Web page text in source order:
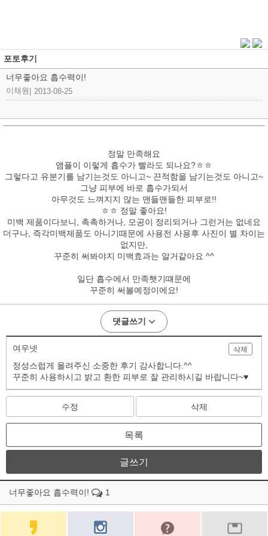
포토후기
너무좋아요 흡수력이!
이채원 2013-08-25
정말 만족해요
앰플이 이렇게 흡수가 빨라도 되나요?ㅎㅎ
그렇다고 유분기를 남기는것도 아니고~ 끈적함을 남기는것도 아니고~
그냥 피부에 바로 흡수가되서
아무것도 느껴지지 않는 맨들맨들한 피부로!!
ㅎㅎ 정말 좋아요!
미백 제품이다보니, 촉촉하거나, 모공이 정리되거나 그런거는 없네요
더구나, 즉각미백제품도 아니기때문에 사용전 사용후 사진이 별 차이는
없지만,
꾸준히 써봐야지 미백효과는 알거같아요 ^^
일단 흡수에서 만족햇기떄문에
꾸준히 써볼예정이에요!
댓글쓰기
여우넷 삭제
정성스럽게 올려주신 소중한 후기 감사합니다.^^
꾸준히 사용하시고 밝고 환한 피부로 잘 관리하시길 바랍니다~♥
수정 삭제
목록
글쓰기
너무좋아요 흡수력이! 1